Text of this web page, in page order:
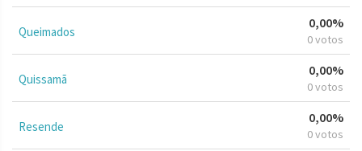
Queimados
0,00%
0 votos
Quissamã
0,00%
0 votos
Resende
0,00%
0 votos